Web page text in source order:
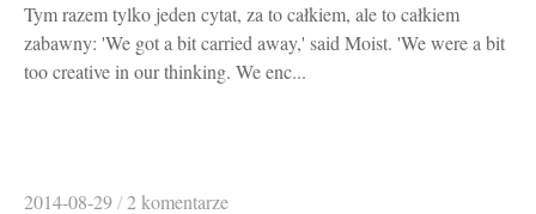
Tym razem tylko jeden cytat, za to całkiem, ale to całkiem
zabawny: 'We got a bit carried away,' said Moist. 'We were a bit
too creative in our thinking. We enc...
2014-08-29/2 komentarze